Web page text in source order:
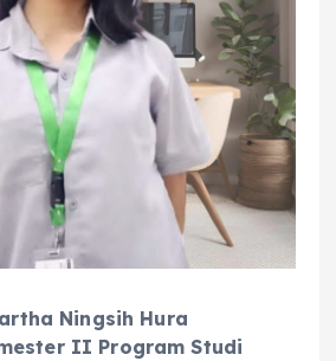
Ningsih Hura
II Program Studi